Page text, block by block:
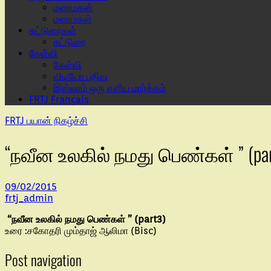
மணமகன்
மணமகள்
கட்டுரைகள்
கட்டுரை
கேள்வி
கேள்வி
விடியோ பதிவு
இஸ்லாம் ஒரு எளிய மார்க்கம்
FRTJ Français
FRTJ பயான் நிகழ்ச்சி
“நவீன உலகில் நமது பெண்கள் ”
09/02/2015
frtj_admin
“நவீன உலகில் நமது பெண்கள் ” (part3)
உரை :சகோதரி மும்தாஜ் ஆலிமா (Bisc)
Post navigation